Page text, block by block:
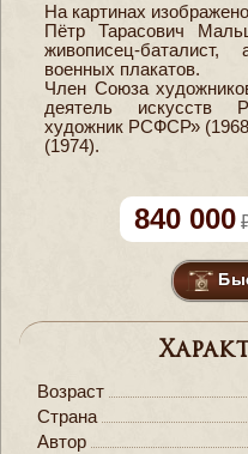
На картинах
Пётр Тарасович
живописец-
военных плакатов.
Член Союза
деятель искусств
художник РСФСР»
(1974).
840 000
Возраст
Страна
Автор